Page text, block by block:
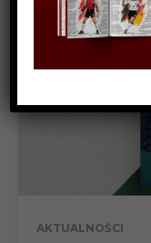
AKTUALNOŚCI